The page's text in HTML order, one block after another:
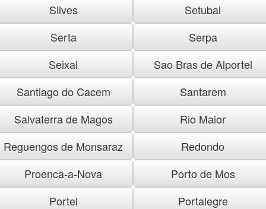
Silves
Setubal
Serta
Serpa
Seixal
Sao Bras de Alportel
Santiago do Cacem
Santarem
Salvaterra de Magos
Rio Maior
Reguengos de Monsaraz
Redondo
Proenca-a-Nova
Porto de Mos
Portel
Portalegre